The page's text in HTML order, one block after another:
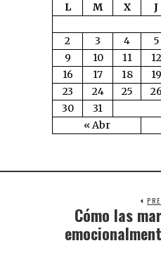
L
M X J
« Abr
2
3 4 5
9
10 11 12
16
17 18 19
23
24 25 26
30
31
Cómo las